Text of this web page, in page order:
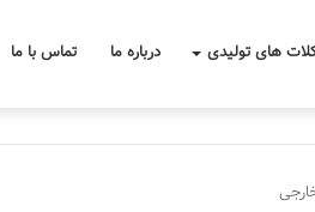
های تولیدی درباره ما تماس با ما